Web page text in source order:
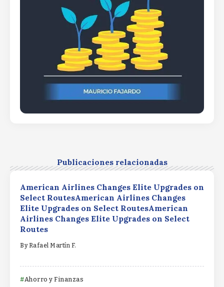
Publicaciones relacionadas
American Airlines Changes Elite Upgrades on
Select RoutesAmerican Airlines Changes
Elite Upgrades on Select RoutesAmerican
Airlines Changes Elite Upgrades on Select
Routes
By Rafael Martín F.
Ahorro y Finanzas